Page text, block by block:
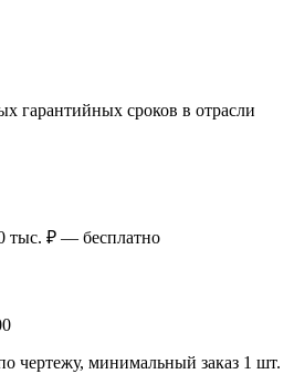
гарантийных сроков в отрасли
тыс. ₽ — бесплатно
чертежу, минимальный заказ 1 шт.